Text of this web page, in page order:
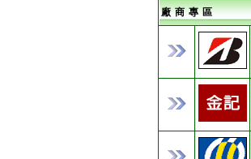
廠 商 專 區